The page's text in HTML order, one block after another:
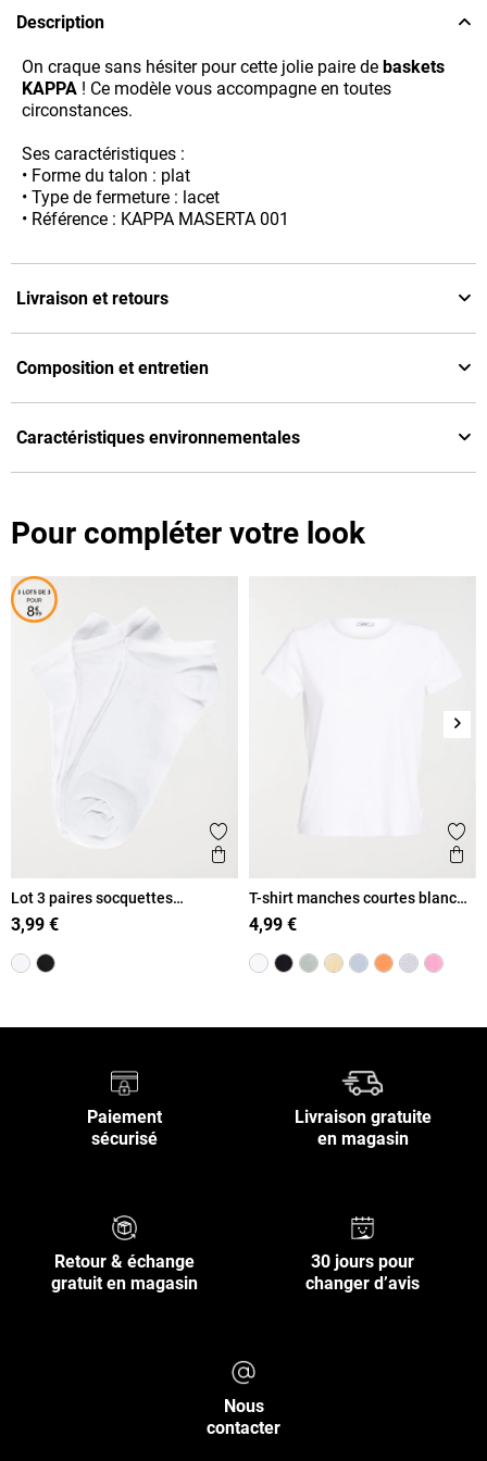
Description
On craque sans hésiter pour cette jolie paire de baskets
KAPPA ! Ce modèle vous accompagne en toutes
circonstances.
Ses caractéristiques :
• Forme du talon : plat
• Type de fermeture : lacet
• Référence : KAPPA MASERTA 001
Livraison et retours
Composition et entretien
Caractéristiques environnementales
Pour compléter votre look
Ajouter aux favoris
Aperçu rapide
Lot 3 paires socquettes
blanches femme
3,99 €
T-shirt manches courtes blanc
femme
4,99 €
Paiement
sécurisé
Livraison gratuite
en magasin
Retour & échange
gratuit en magasin
30 jours pour
changer d’avis
Nous
contacter